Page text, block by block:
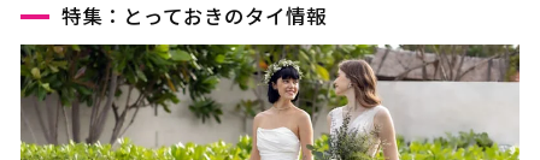
特集：とっておきのタイ情報